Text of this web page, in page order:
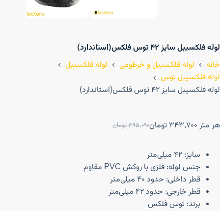
لوله فلکسیبل سایز ۴۲ توس فلکس(استاندارد)
خانه
لوله فلکسیبل و خرطومی
لوله فلکسیبل
لوله فلکسیبل توس
لوله فلکسیبل سایز ۴۲ توس فلکس(استاندارد)
هر متر 395,090تومان 343,700 تومان
سایز: ۴۲ میلی‌متر
جنس لوله: فلزی با روکش PVC مقاوم
قطر داخلی: حدود ۴۰ میلی‌متر
قطر خارجی: حدود ۴۲ میلی‌متر
برند: توس فلکس